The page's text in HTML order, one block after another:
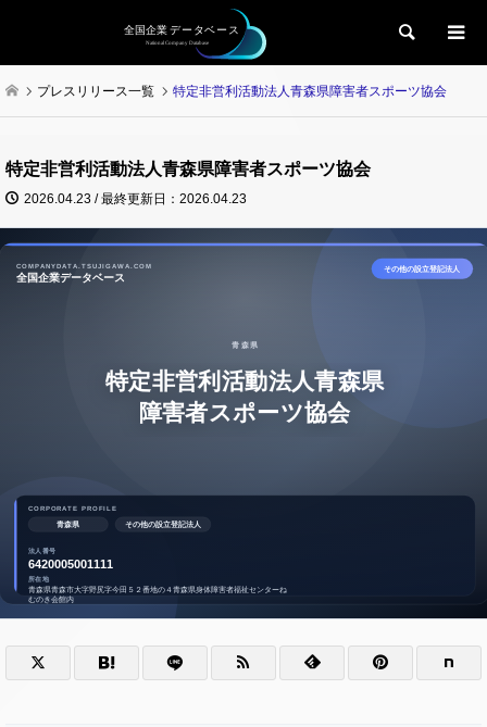
検索
プレスリリース一覧 特定非営利活動法人青森県障害者スポーツ協会
特定非営利活動法人青森県障害者スポーツ協会
2026.04.23 / 最終更新日：2026.04.23